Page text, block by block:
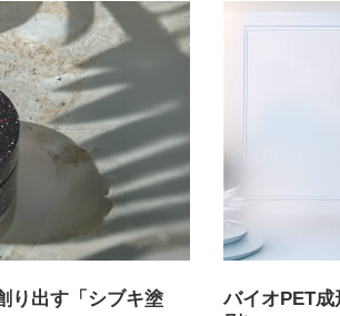
り出す「シブキ塗
バイオPET